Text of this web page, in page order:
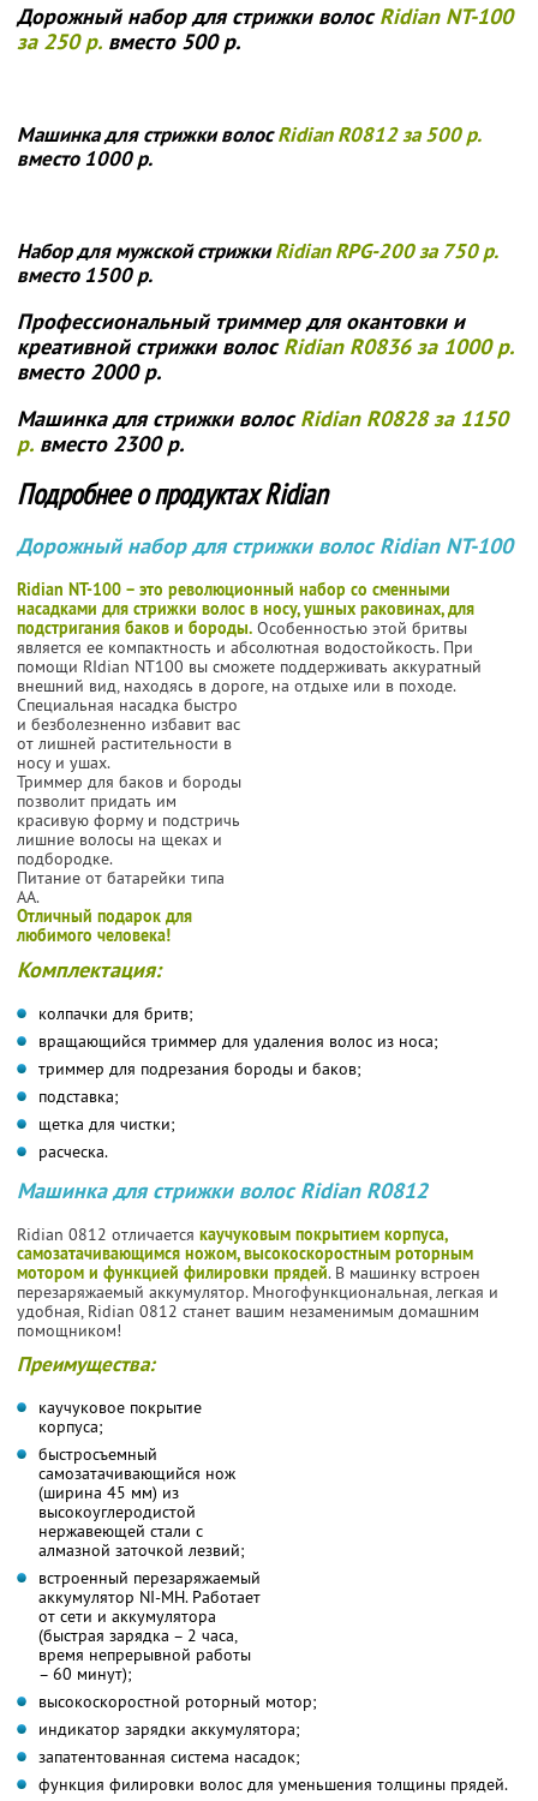
Дорожный набор для стрижки волосRidian NT-100
за 250 р. вместо 500 р.
Машинка для стрижки волосRidian R0812 за 500 р.
вместо 1000 р.
Набор для мужской стрижкиRidian RPG-200 за 750 р.
вместо 1500 р.
Профессиональный триммер для окантовки и
креативной стрижки волосRidian R0836 за 1000 р.
вместо 2000 р.
Машинка для стрижки волосRidian R0828 за 1150
р. вместо 2300 р.
Подробнее о продуктах Ridian
Дорожный набор для стрижки волос Ridian NT-100
Ridian NT-100 – это революционный набор со сменными
насадками для стрижки волос в носу, ушных раковинах, для
подстригания баков и бороды. Особенностью этой бритвы
является ее компактность и абсолютная водостойкость. При
помощи RIdian NT100 вы сможете поддерживать аккуратный
внешний вид, находясь в дороге, на отдыхе или в походе.
Специальная насадка быстро
и безболезненно избавит вас
от лишней растительности в
носу и ушах.
Триммер для баков и бороды
позволит придать им
красивую форму и подстричь
лишние волосы на щеках и
подбородке.
Питание от батарейки типа
AA.
Отличный подарок для
любимого человека!
Комплектация:
колпачки для бритв;
вращающийся триммер для удаления волос из носа;
триммер для подрезания бороды и баков;
подставка;
щетка для чистки;
расческа.
Машинка для стрижки волос Ridian R0812
Ridian 0812 отличается каучуковым покрытием корпуса,
самозатачивающимся ножом, высокоскоростным роторным
мотором и функцией филировки прядей. В машинку встроен
перезаряжаемый аккумулятор. Многофункциональная, легкая и
удобная, Ridian 0812 станет вашим незаменимым домашним
помощником!
Преимущества:
каучуковое покрытие
корпуса;
быстросъемный
самозатачивающийся нож
(ширина 45 мм) из
высокоуглеродистой
нержавеющей стали с
алмазной заточкой лезвий;
встроенный перезаряжаемый
аккумулятор NI-MH. Работает
от сети и аккумулятора
(быстрая зарядка – 2 часа,
время непрерывной работы
– 60 минут);
высокоскоростной роторный мотор;
индикатор зарядки аккумулятора;
запатентованная система насадок;
функция филировки волос для уменьшения толщины прядей.